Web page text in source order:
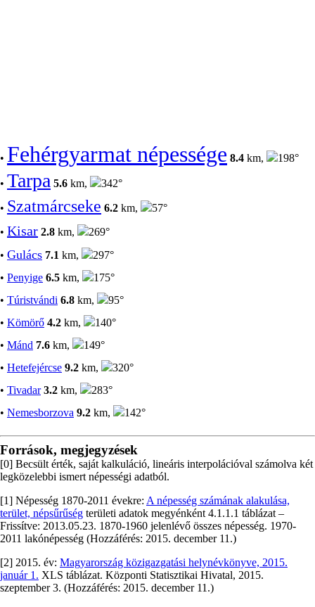
• Fehérgyarmat népessége 8.4 km, 198°
• Tarpa 5.6 km, 342°
• Szatmárcseke 6.2 km,
57°
• Kisar 2.8 km,
269°
• Gulács 7.1 km,
297°
• Penyige 6.5 km,
175°
• Túristvándi 6.8 km,
95°
• Kömörő 4.2 km,
140°
• Mánd 7.6 km,
149°
• Hetefejércse 9.2 km,
320°
• Tivadar 3.2 km,
283°
• Nemesborzova 9.2 km, 142°
Források, megjegyzések
[0] Becsült érték, saját kalkuláció, lineáris interpolációval számolva két
legközelebbi ismert népességi adatból.
[1] Népesség 1870-2011 évekre: A népesség számának alakulása,
terület, népsűrűség területi adatok megyénként 4.1.1.1 táblázat –
Frissítve: 2013.05.23. 1870-1960 jelenlévő összes népesség. 1970-
2011 lakónépesség (Hozzáférés: 2015. december 11.)
[2] 2015. év: Magyarország közigazgatási helynévkönyve, 2015.
január 1. XLS táblázat. Központi Statisztikai Hivatal, 2015.
szeptember 3. (Hozzáférés: 2015. december 11.)